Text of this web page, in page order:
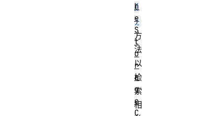
(
)
方
法
以
检
索
相
h
e
S
t
o
r
a
g
e
C